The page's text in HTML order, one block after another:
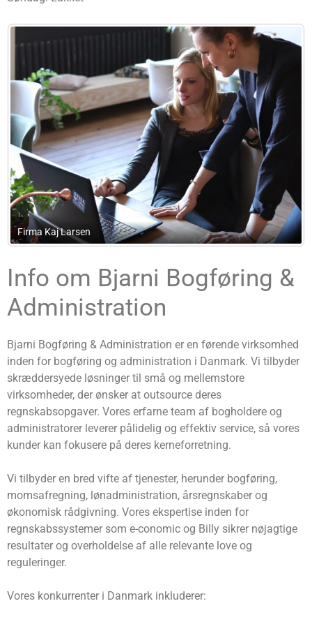
Ret&Råd Advokater Glostrup Ballerup
Info om Bjarni Bogføring &
Administration
Bjarni Bogføring & Administration er en førende virksomhed
inden for bogføring og administration i Danmark. Vi tilbyder
skræddersyede løsninger til små og mellemstore
virksomheder, der ønsker at outsource deres
regnskabsopgaver. Vores erfarne team af bogholdere og
administratorer leverer pålidelig og effektiv service, så vores
kunder kan fokusere på deres kerneforretning.
Vi tilbyder en bred vifte af tjenester, herunder bogføring,
momsafregning, lønadministration, årsregnskaber og
økonomisk rådgivning. Vores ekspertise inden for
regnskabssystemer som e-conomic og Billy sikrer nøjagtige
resultater og overholdelse af alle relevante love og
reguleringer.
Vores konkurrenter i Danmark inkluderer: